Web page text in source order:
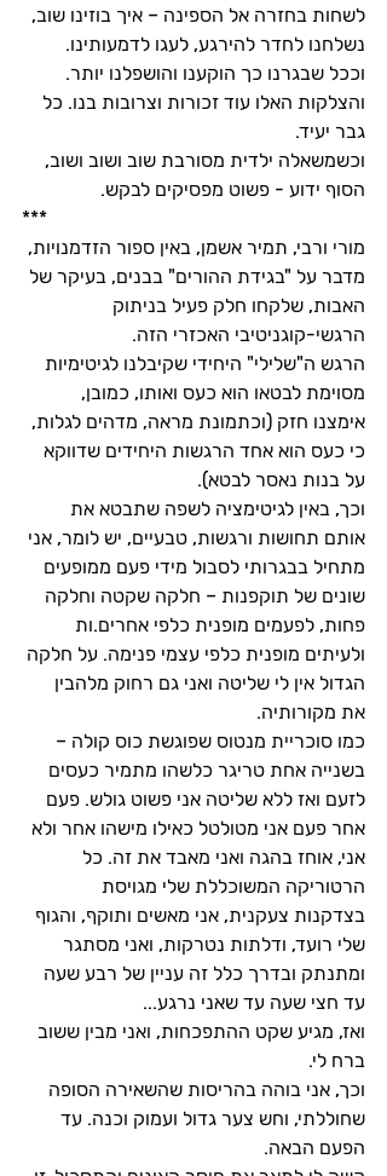
לשחות בחזרה אל הספינה – איך בוזינו שוב,
נשלחנו לחדר להירגע, לעגו לדמעותינו.
וככל שבגרנו כך הוקענו והושפלנו יותר.
והצלקות האלו עוד זכורות וצרובות בנו. כל
גבר יעיד.
וכשמשאלה ילדית מסורבת שוב ושוב ושוב,
הסוף ידוע - פשוט מפסיקים לבקש.
***
מורי ורבי, תמיר אשמן, באין ספור הזדמנויות,
מדבר על "בגידת ההורים" בבנים, בעיקר של
האבות, שלקחו חלק פעיל בניתוק
הרגשי-קוגניטיבי האכזרי הזה.
הרגש ה"שלילי" היחידי שקיבלנו לגיטימיות
מסוימת לבטאו הוא כעס ואותו, כמובן,
אימצנו חזק (וכתמונת מראה, מדהים לגלות,
כי כעס הוא אחד הרגשות היחידים שדווקא
על בנות נאסר לבטא).
וכך, באין לגיטימציה לשפה שתבטא את
אותם תחושות ורגשות, טבעיים, יש לומר, אני
מתחיל בבגרותי לסבול מידי פעם ממופעים
שונים של תוקפנות – חלקה שקטה וחלקה
פחות, לפעמים מופנית כלפי אחרים.ות
ולעיתים מופנית כלפי עצמי פנימה. על חלקה
הגדול אין לי שליטה ואני גם רחוק מלהבין
את מקורותיה.
כמו סוכריית מנטוס שפוגשת כוס קולה –
בשנייה אחת טריגר כלשהו מתמיר כעסים
לזעם ואז ללא שליטה אני פשוט גולש. פעם
אחר פעם אני מטולטל כאילו מישהו אחר ולא
אני, אוחז בהגה ואני מאבד את זה. כל
הרטוריקה המשוכללת שלי מגויסת
בצדקנות צעקנית, אני מאשים ותוקף, והגוף
שלי רועד, ודלתות נטרקות, ואני מסתגר
ומתנתק ובדרך כלל זה עניין של רבע שעה
עד חצי שעה עד שאני נרגע...
ואז, מגיע שקט ההתפכחות, ואני מבין ששוב
ברח לי.
וכך, אני בוהה בהריסות שהשאירה הסופה
שחוללתי, וחש צער גדול ועמוק וכנה. עד
הפעם הבאה.